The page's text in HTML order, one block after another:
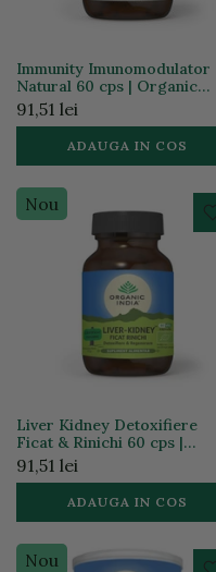
Immunity Imunomodulator
Natural 60 cps | Organic
India
91,51 lei
ADAUGA IN COS
Nou
Liver Kidney Detoxifiere
Ficat & Rinichi 60 cps |
Organic India
91,51 lei
ADAUGA IN COS
Nou